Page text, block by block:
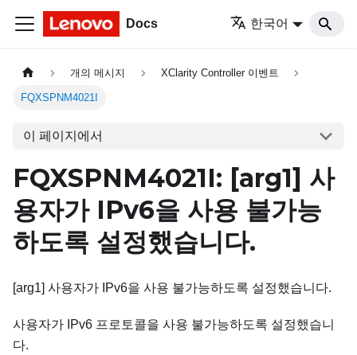
Docs 한국어
개의 메시지 XClarity Controller 이벤트
FQXSPNM4021I
이 페이지에서
FQXSPNM4021I: [arg1] 사
용자가 IPv6을 사용 불가능
하도록 설정했습니다.
[arg1] 사용자가 IPv6을 사용 불가능하도록 설정했습니다.
사용자가 IPv6 프로토콜을 사용 불가능하도록 설정했습니
다.